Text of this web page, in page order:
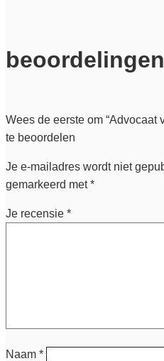
beoordelingen
Wees de eerste om “Advocaat
te beoordelen
Je e-mailadres wordt niet
gemarkeerd met*
Je recensie *
Naam *